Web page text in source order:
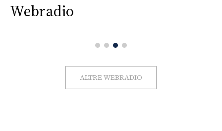
Webradio
ALTRE WEBRADIO